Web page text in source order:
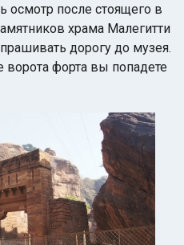
осмотр после стоящего в
храма Малегитти
дорогу до музея.
ворота форта вы попадете